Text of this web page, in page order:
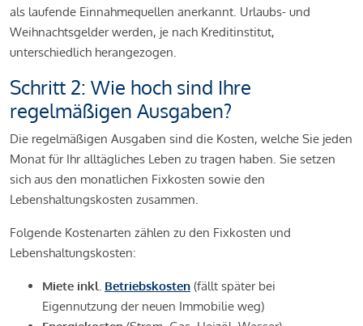
als laufende Einnahmequellen anerkannt. Urlaubs- und
Weihnachtsgelder werden, je nach Kreditinstitut,
unterschiedlich herangezogen.
Schritt 2: Wie hoch sind Ihre
regelmäßigen Ausgaben?
Die regelmäßigen Ausgaben sind die Kosten, welche Sie jeden
Monat für Ihr alltägliches Leben zu tragen haben. Sie setzen
sich aus den monatlichen Fixkosten sowie den
Lebenshaltungskosten zusammen.
Folgende Kostenarten zählen zu den Fixkosten und
Lebenshaltungskosten:
Miete inkl. Betriebskosten (fällt später bei
Eigennutzung der neuen Immobilie weg)